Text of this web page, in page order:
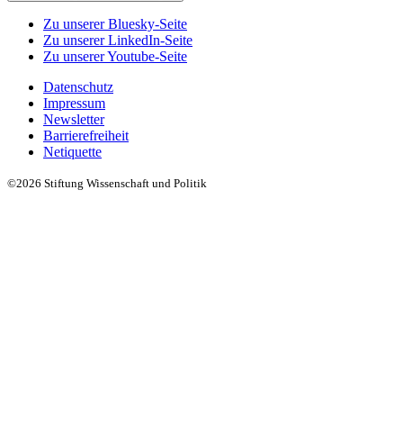
Zu unserer Bluesky-Seite
Zu unserer LinkedIn-Seite
Zu unserer Youtube-Seite
Datenschutz
Impressum
Newsletter
Barrierefreiheit
Netiquette
©2026 Stiftung Wissenschaft und Politik